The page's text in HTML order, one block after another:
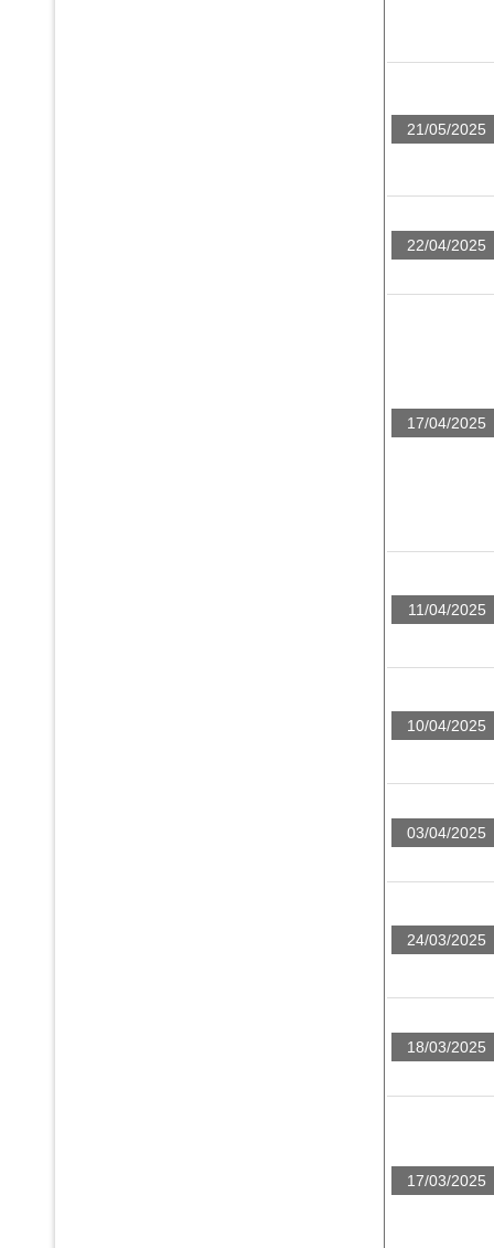
21/05/2025
22/04/2025
17/04/2025
11/04/2025
10/04/2025
03/04/2025
24/03/2025
18/03/2025
17/03/2025